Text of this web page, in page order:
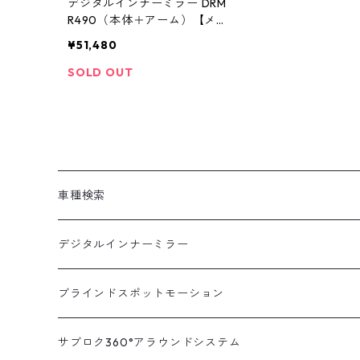
デジタルインナーミラー DRM
R490（本体＋アーム）【メル
ダー ミラー製 ミラー型 車内
カメラ 分離型 ドラレコ ミラー
¥51,480
SOLD OUT
車種検索
汎用
トヨタ
ハイエース200系
ニッサン
デジタルインナーミラー
汎用キット
車種別対応キット
ブラインドスポットモーション
汎用キット
サブロク360°アラウンドシステム